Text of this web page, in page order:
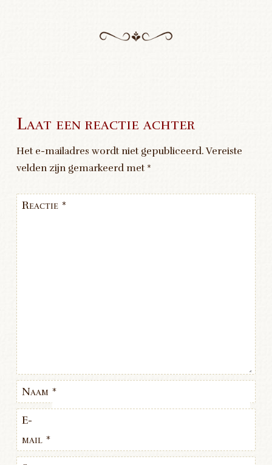
Laat een reactie achter
Het e-mailadres wordt niet gepubliceerd.Vereiste
velden zijn gemarkeerd met *
Reactie *
Naam *
E-
mail *